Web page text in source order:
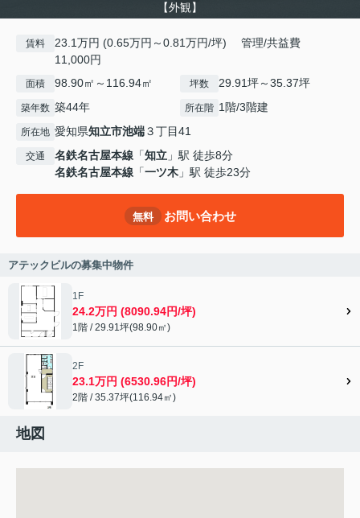
【外観】
賃料
23.1万円 (0.65万円～0.81万円/坪) 管理/共益費
11,000円
面積 98.90㎡～116.94㎡ 坪数 29.91坪～35.37坪
築年数 築44年 所在階 1階/3階建
所在地 愛知県知立市池端３丁目41
交通 名鉄名古屋本線 「知立 」駅 徒歩8分
名鉄名古屋本線 「一ツ木 」駅 徒歩23分
無料 お問い合わせ
アテックビルの募集中物件
1F
24.2万円 (8090.94円/坪)
1階 / 29.91坪(98.90㎡)
2F
23.1万円 (6530.96円/坪)
2階 / 35.37坪(116.94㎡)
地図